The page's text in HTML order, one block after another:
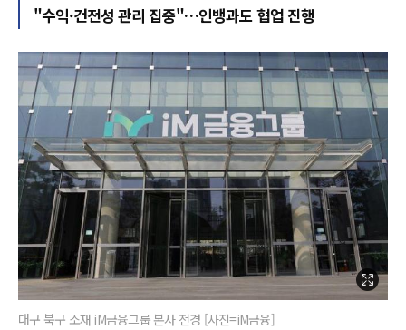
"수익·건전성 관리 집중"…인뱅과도 협업 진행
대구 북구 소재 iM금융그룹 본사 전경 [사진=iM금융]